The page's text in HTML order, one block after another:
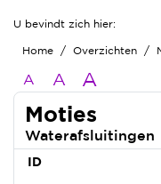
U bevindt zich hier:
Home Overzichten
A A A
Moties
Waterafsluitingen
ID